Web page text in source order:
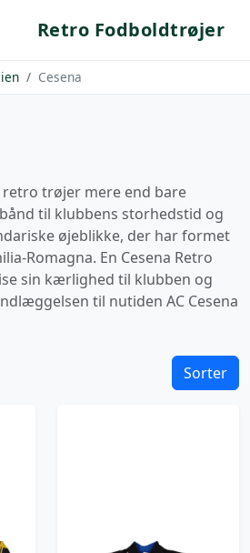
Retro Fodboldtrøjer
Cesena
retro trøjer mere end bare
til klubbens storhedstid og
øjeblikke, der har formet
Romagna. En Cesena Retro
sin kærlighed til klubben og
til nutiden AC Cesena
Sorter